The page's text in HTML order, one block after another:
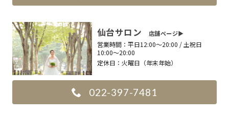
仙台サロン 店舗ページ▶︎
営業時間： 平日12:00〜20:00 / 土祝日
10:00〜20:00
定休日： 火曜日（年末年始）
022-397-7481